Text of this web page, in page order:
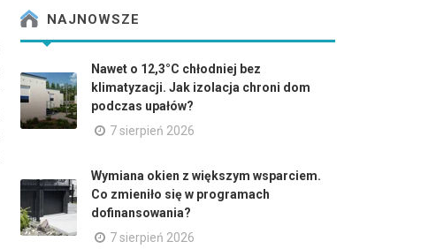
NAJNOWSZE
Nawet o 12,3°C chłodniej bez
klimatyzacji. Jak izolacja chroni dom
podczas upałów?
7 sierpień 2026
Wymiana okien z większym wsparciem.
Co zmieniło się w programach
dofinansowania?
7 sierpień 2026